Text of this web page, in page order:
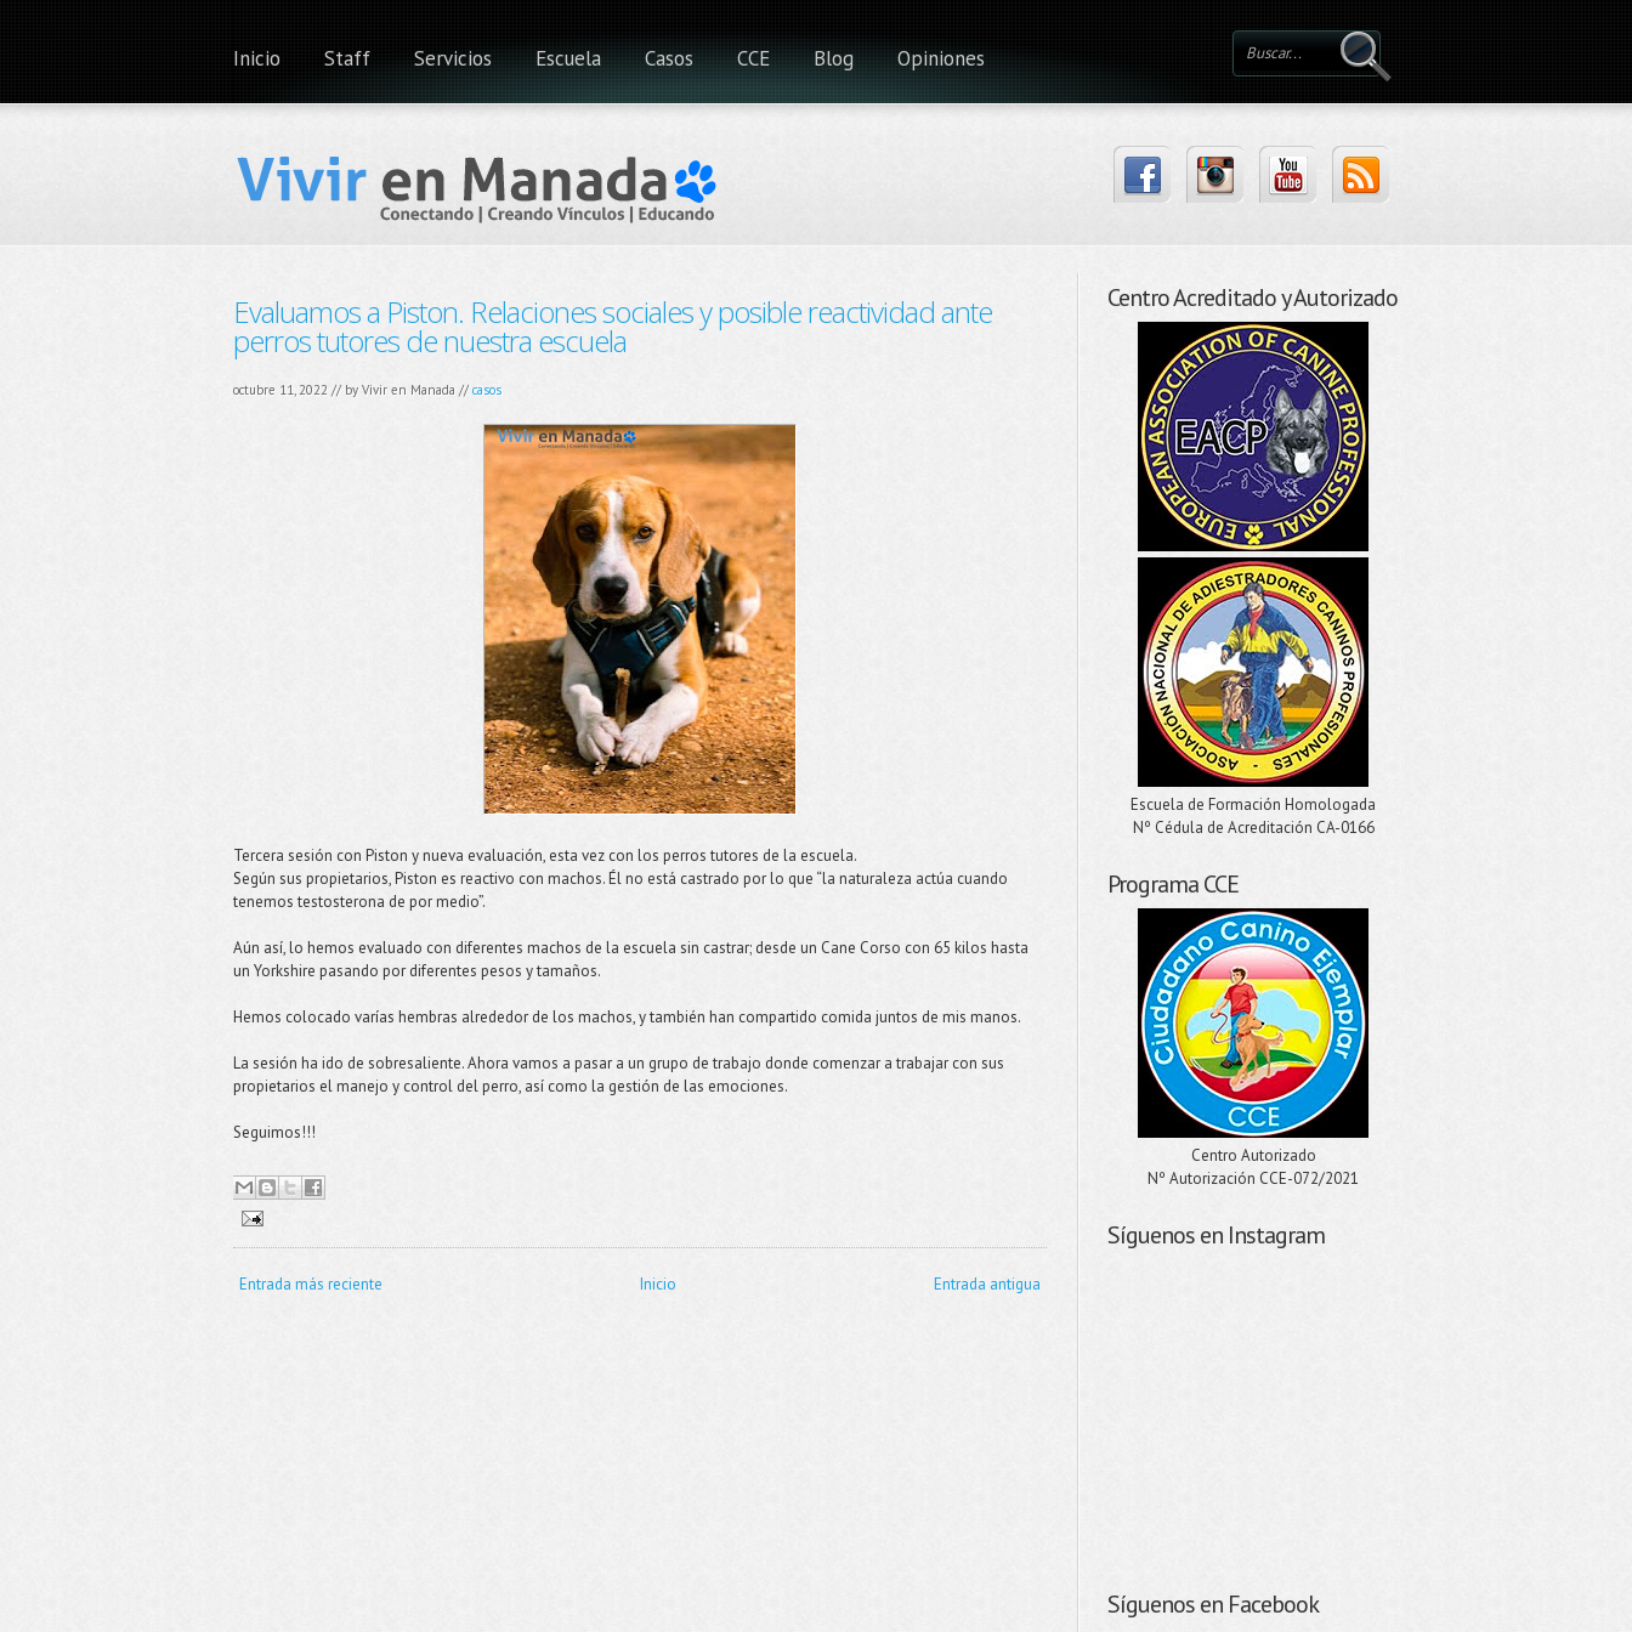
Inicio Staff Servicios Escuela Casos CCE Blog Opiniones
Evaluamos a Piston. Relaciones sociales y posible reactividad ante
perros tutores de nuestra escuela
octubre 11, 2022 // by Vivir en Manada // casos
Tercera sesión con Piston y nueva evaluación, esta vez con los perros tutores de la escuela.
Según sus propietarios, Piston es reactivo con machos. Él no está castrado por lo que “la naturaleza actúa cuando
tenemos testosterona de por medio”.
Aún así, lo hemos evaluado con diferentes machos de la escuela sin castrar; desde un Cane Corso con 65 kilos hasta
un Yorkshire pasando por diferentes pesos y tamaños.
Hemos colocado varías hembras alrededor de los machos, y también han compartido comida juntos de mis manos.
La sesión ha ido de sobresaliente. Ahora vamos a pasar a un grupo de trabajo donde comenzar a trabajar con sus
propietarios el manejo y control del perro, así como la gestión de las emociones.
Seguimos!!!
Entrada más reciente Entrada antigua
Inicio
Centro Acreditado y Autorizado
Escuela de Formación Homologada
Nº Cédula de Acreditación CA-0166
Programa CCE
Centro Autorizado
Nº Autorización CCE-072/2021
Síguenos en Instagram
Síguenos en Facebook